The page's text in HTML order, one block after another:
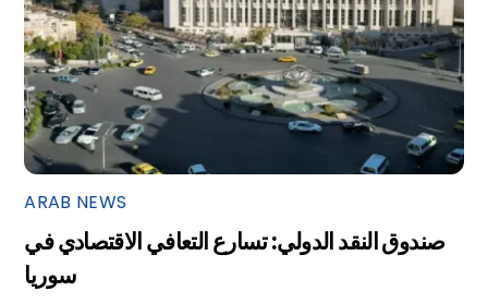
ARAB NEWS
صندوق النقد الدولي: تسارع التعافي الاقتصادي في
سوريا